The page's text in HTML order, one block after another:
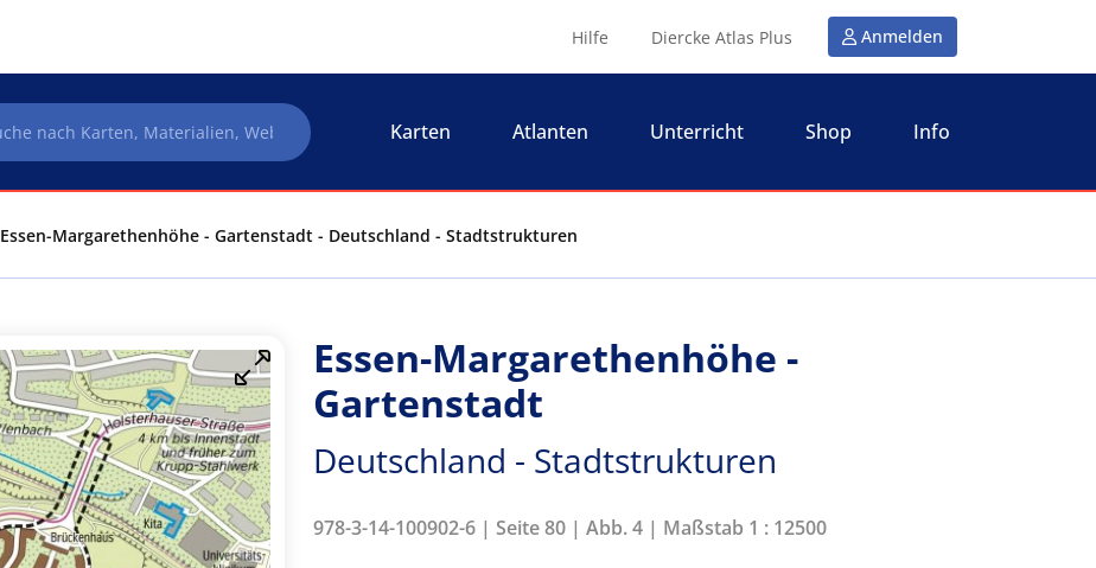
Hilfe Diercke Atlas Plus Anmelden
Karten Atlanten Unterricht Shop Info
Essen-Margarethenhöhe - Gartenstadt - Deutschland - Stadtstrukturen
Essen-Margarethenhöhe -
Gartenstadt
Deutschland - Stadtstrukturen
978-3-14-100902-6 | Seite 80 | Abb. 4 | Maßstab 1 : 12500